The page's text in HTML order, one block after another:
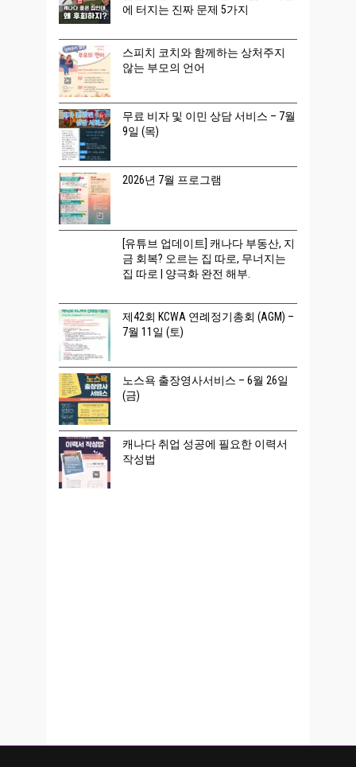
에 터지는 진짜 문제 5가지
스피치 코치와 함께하는 상처주지
않는 부모의 언어
무료 비자 및 이민 상담 서비스 – 7월
9일 (목)
2026년 7월 프로그램
[유튜브 업데이트] 캐나다 부동산, 지
금 회복? 오르는 집 따로, 무너지는
집 따로 | 양극화 완전 해부.
제42회 KCWA 연례정기총회 (AGM) –
7월 11일 (토)
노스욕 출장영사서비스 – 6월 26일
(금)
캐나다 취업 성공에 필요한 이력서
작성법